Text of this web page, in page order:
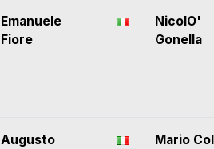
Emanuele
Fiore
NicolO'
Gonella
Augusto
Mario